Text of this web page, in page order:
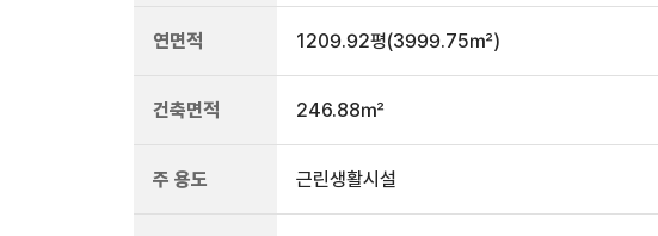
연면적 1209.92평(3999.75㎡)
건축면적 246.88㎡
주 용도 근린생활시설